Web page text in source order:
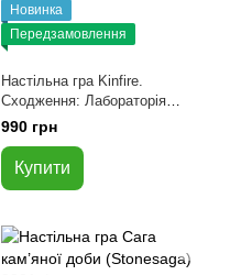
Новинка
Передзамовлення
Настільна гра Kinfire.
Сходження: Лабораторія
Бездушності (Kinfire Delve:
Callous' Lab)
990 грн
Купити